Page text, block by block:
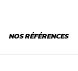
NOS RÉFÉRENCES